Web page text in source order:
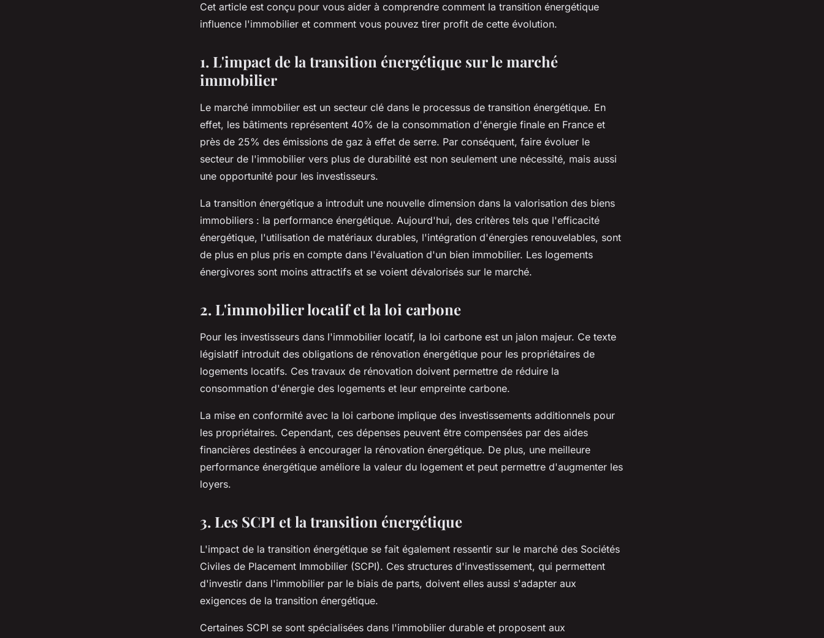
Cet article est conçu pour vous aider à comprendre comment la transition énergétique
influence l'immobilier et comment vous pouvez tirer profit de cette évolution.
1. L'impact de la transition énergétique sur le marché
immobilier
Le marché immobilier est un secteur clé dans le processus de transition énergétique. En
effet, les bâtiments représentent 40% de la consommation d'énergie finale en France et
près de 25% des émissions de gaz à effet de serre. Par conséquent, faire évoluer le
secteur de l'immobilier vers plus de durabilité est non seulement une nécessité, mais aussi
une opportunité pour les investisseurs.
La transition énergétique a introduit une nouvelle dimension dans la valorisation des biens
immobiliers : la performance énergétique. Aujourd'hui, des critères tels que l'efficacité
énergétique, l'utilisation de matériaux durables, l'intégration d'énergies renouvelables, sont
de plus en plus pris en compte dans l'évaluation d'un bien immobilier. Les logements
énergivores sont moins attractifs et se voient dévalorisés sur le marché.
2. L'immobilier locatif et la loi carbone
Pour les investisseurs dans l'immobilier locatif, la loi carbone est un jalon majeur. Ce texte
législatif introduit des obligations de rénovation énergétique pour les propriétaires de
logements locatifs. Ces travaux de rénovation doivent permettre de réduire la
consommation d'énergie des logements et leur empreinte carbone.
La mise en conformité avec la loi carbone implique des investissements additionnels pour
les propriétaires. Cependant, ces dépenses peuvent être compensées par des aides
financières destinées à encourager la rénovation énergétique. De plus, une meilleure
performance énergétique améliore la valeur du logement et peut permettre d'augmenter les
loyers.
3. Les SCPI et la transition énergétique
L'impact de la transition énergétique se fait également ressentir sur le marché des Sociétés
Civiles de Placement Immobilier (SCPI). Ces structures d'investissement, qui permettent
d'investir dans l'immobilier par le biais de parts, doivent elles aussi s'adapter aux
exigences de la transition énergétique.
Certaines SCPI se sont spécialisées dans l'immobilier durable et proposent aux